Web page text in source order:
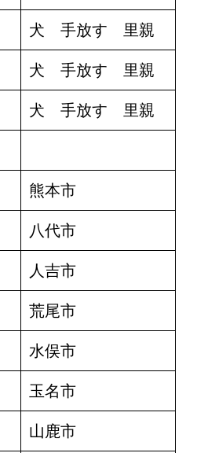
犬 手放す 里親
犬 手放す 里親
犬 手放す 里親
熊本市
八代市
人吉市
荒尾市
水俣市
玉名市
山鹿市